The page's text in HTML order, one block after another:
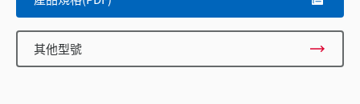
其他型號